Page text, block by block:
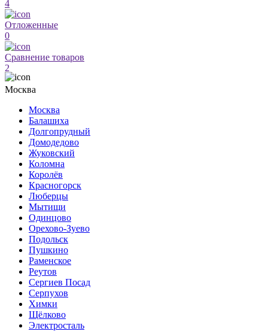
4
Отложенные
0
Сравнение товаров
2
Москва
Москва
Балашиха
Долгопрудный
Домодедово
Жуковский
Коломна
Королёв
Красногорск
Люберцы
Мытищи
Одинцово
Орехово-Зуево
Подольск
Пушкино
Раменское
Реутов
Сергиев Посад
Серпухов
Химки
Щёлково
Электросталь